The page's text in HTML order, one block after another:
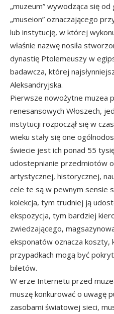
„muzeum” wywodząca się
„museion” oznaczającego
lub instytucję, w której
właśnie nazwę nosiła
dynastię Ptolemeuszy w
badawcza, której
Aleksandryjska.
Pierwsze nowożytne muzea
renesansowych Włoszech,
instytucji rozpoczął się w
wieku stały się one
świecie jest ich ponad 55
udostepnianie przedmiotów
artystycznej, historycznej,
cele te są w pewnym sensie
kolekcja, tym trudniej ją
ekspozycja, tym bardziej
zwiedzającego,
eksponatów oznacza koszty,
przypadkach mogą być
biletów.
W erze Internetu przed
muszę konkurować o uwagę
zasobami światowej sieci,